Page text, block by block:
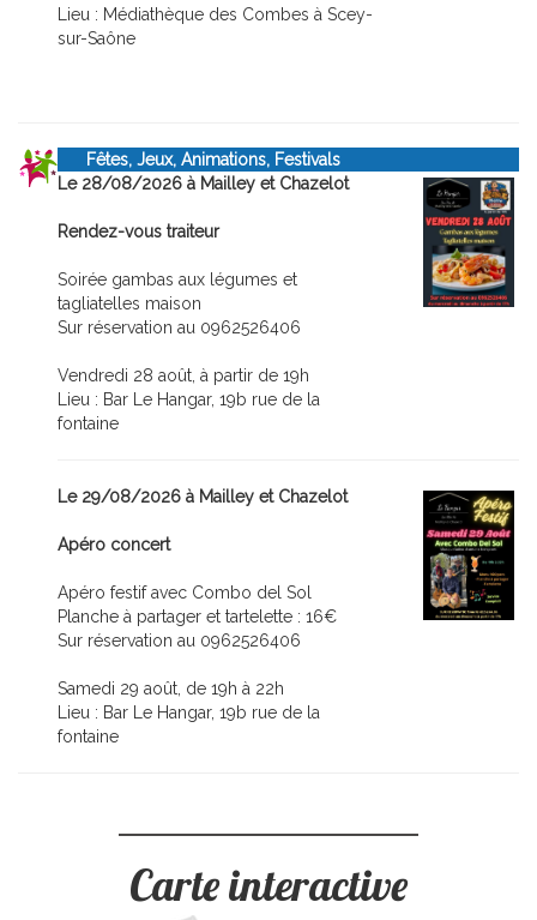
Lieu : Médiathèque des Combes à Scey-
sur-Saône
Fêtes, Jeux, Animations, Festivals
Le 28/08/2026 à Mailley et Chazelot
Rendez-vous traiteur
Soirée gambas aux légumes et
tagliatelles maison
Sur réservation au 0962526406
Vendredi 28 août, à partir de 19h
Lieu : Bar Le Hangar, 19b rue de la
fontaine
Le 29/08/2026 à Mailley et Chazelot
Apéro concert
Apéro festif avec Combo del Sol
Planche à partager et tartelette : 16€
Sur réservation au 0962526406
Samedi 29 août, de 19h à 22h
Lieu : Bar Le Hangar, 19b rue de la
fontaine
Carte interactive